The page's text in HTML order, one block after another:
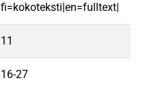
fi=kokoteksti|en=fulltext|
11
16-27